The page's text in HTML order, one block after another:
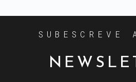
SUBESCREVE